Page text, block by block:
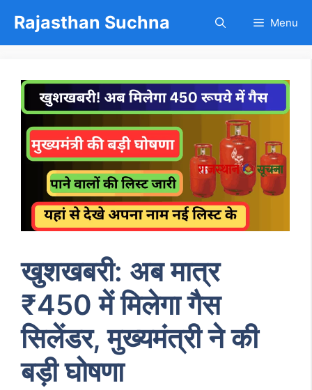
content
Rajasthan Suchna Menu
खुशखबरी: अब मात्र
₹450 में मिलेगा गैस
सिलेंडर, मुख्यमंत्री ने की
बड़ी घोषणा